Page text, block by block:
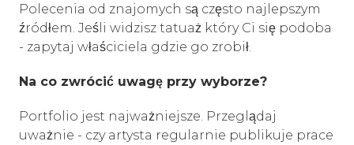
Polecenia od znajomych są często najlepszym
źródłem. Jeśli widzisz tatuaż który Ci się podoba
- zapytaj właściciela gdzie go zrobił.
Na co zwrócić uwagę przy wyborze?
Portfolio jest najważniejsze. Przeglądaj
uważnie - czy artysta regularnie publikuje prace